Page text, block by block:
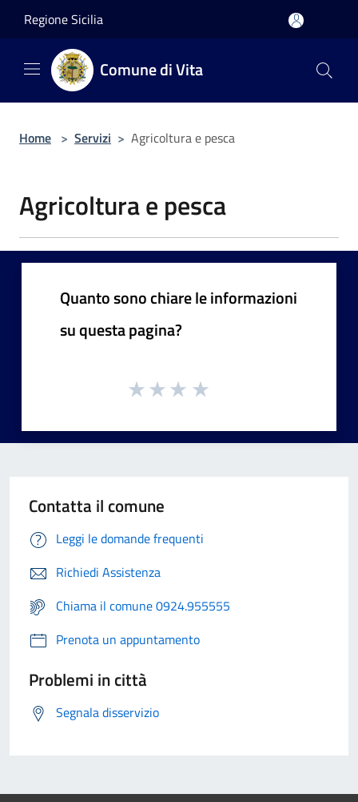
Regione Sicilia
Comune di Vita
Home > Servizi > Agricoltura e pesca
Agricoltura e pesca
Quanto sono chiare le informazioni
su questa pagina?
Contatta il comune
Leggi le domande frequenti
Richiedi Assistenza
Chiama il comune 0924.955555
Prenota un appuntamento
Problemi in città
Segnala disservizio